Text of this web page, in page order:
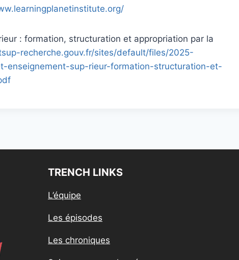
: formation, structuration et appropriation par la
recherche.gouv.fr/sites/default/files/2025-
enseignement-sup-rieur-formation-structuration-et-
TRENCH LINKS
L’équipe
Les épisodes
Les chroniques